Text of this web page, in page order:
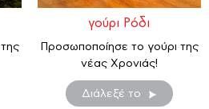
γούρι Ρόδι
Προσωποποίησε το γούρι της
νέας Χρονιάς!
Διάλεξέ το